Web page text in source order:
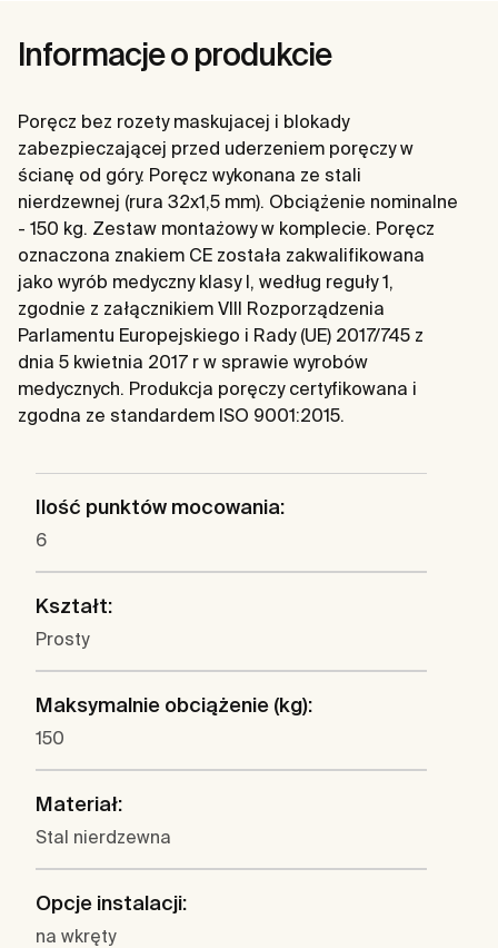
Informacje o produkcie
Poręcz bez rozety maskujacej i blokady
zabezpieczającej przed uderzeniem poręczy w
ścianę od góry. Poręcz wykonana ze stali
nierdzewnej (rura 32x1,5 mm). Obciążenie nominalne
- 150 kg. Zestaw montażowy w komplecie. Poręcz
oznaczona znakiem CE została zakwalifikowana
jako wyrób medyczny klasy I, według reguły 1,
zgodnie z załącznikiem VIII Rozporządzenia
Parlamentu Europejskiego i Rady (UE) 2017/745 z
dnia 5 kwietnia 2017 r w sprawie wyrobów
medycznych. Produkcja poręczy certyfikowana i
zgodna ze standardem ISO 9001:2015.
Ilość punktów mocowania:
6
Kształt:
Prosty
Maksymalnie obciążenie (kg):
150
Materiał:
Stal nierdzewna
Opcje instalacji:
na wkręty